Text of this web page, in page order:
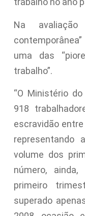
Na
uma das
trabalho”.
“O Ministério
918
escravidão
representando
volume dos
número,
primeiro
superado